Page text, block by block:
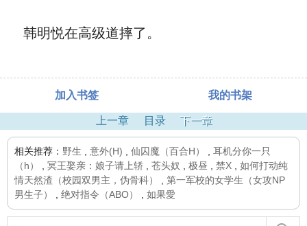
韩明悦在高级道摔了。
加入书签 我的书架
上一章 目录 下一章
相关推荐： 野生 意外(H) 仙囚魔（百合H）
耳机分你一只
（h）
冥王娶亲：娘子请上轿 苍头奴 极昼 禁X
如何打动纯
情天然渣（校园双男主，伪骨科）
第一军校的女学生（女攻NP
男生子）
绝对指令（ABO） 如果愛